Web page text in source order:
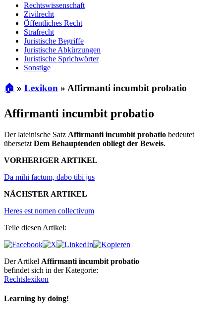
Rechtswissenschaft
Zivilrecht
Öffentliches Recht
Strafrecht
Juristische Begriffe
Juristische Abkürzungen
Juristische Sprichwörter
Sonstige
🏠 » Lexikon » Affirmanti incumbit probatio
Affirmanti incumbit probatio
Der lateinische Satz Affirmanti incumbit probatio bedeutet
übersetzt Dem Behauptenden obliegt der Beweis.
VORHERIGER ARTIKEL
Da mihi factum, dabo tibi jus
NÄCHSTER ARTIKEL
Heres est nomen collectivum
Teile diesen Artikel:
Der Artikel Affirmanti incumbit probatio
befindet sich in der Kategorie:
Rechtslexikon
Learning by doing!